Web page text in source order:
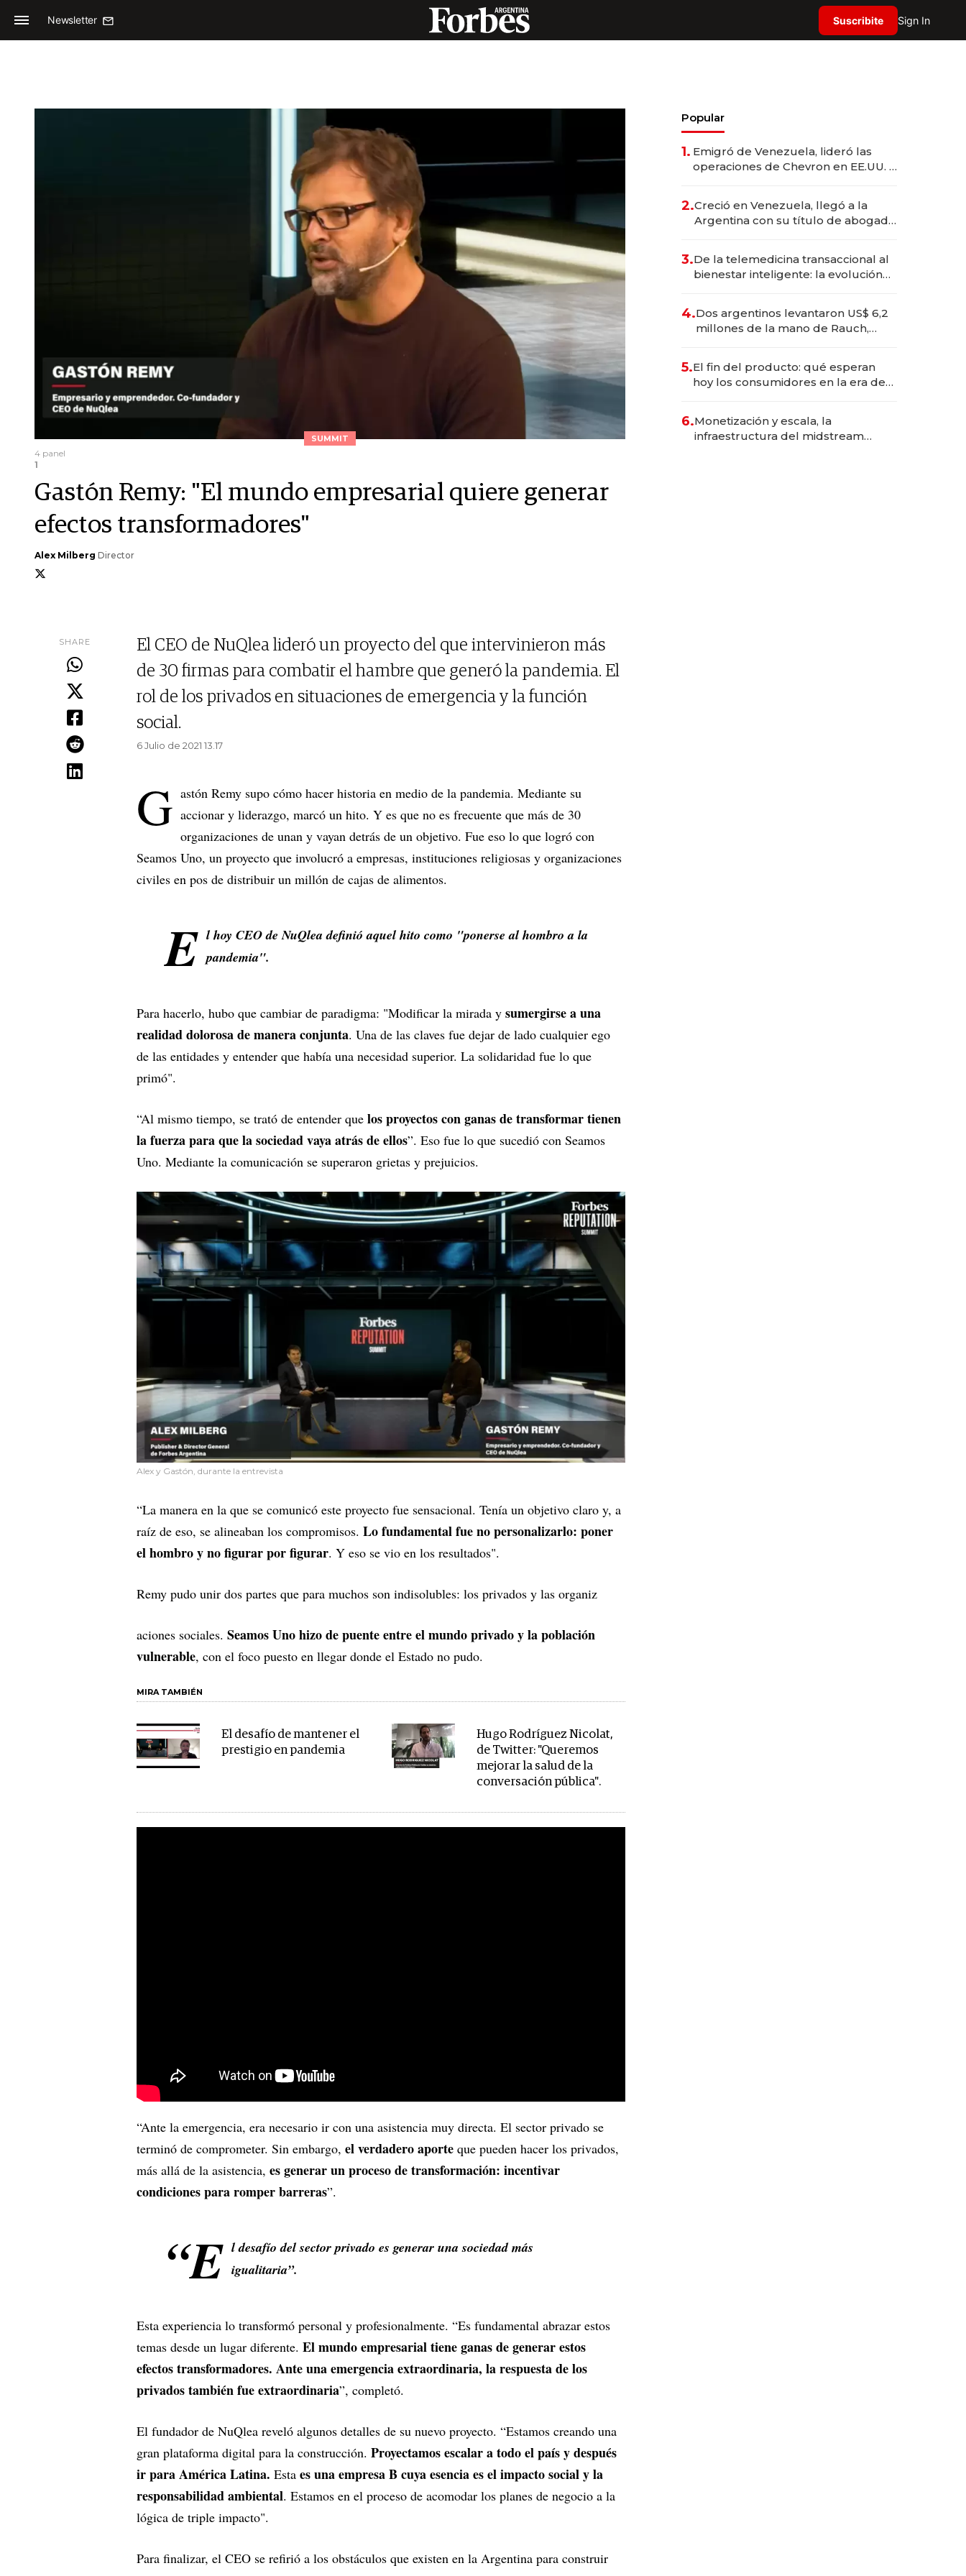
Newsletter Suscribite Sign In
SUMMIT
4 panel
1
Gastón Remy: "El mundo empresarial quiere generar
efectos transformadores"
Alex Milberg Director
SHARE
El CEO de NuQlea lideró un proyecto del que intervinieron más
de 30 firmas para combatir el hambre que generó la pandemia. El
rol de los privados en situaciones de emergencia y la función
social.
6 Julio de 2021 13.17
G astón Remy supo cómo hacer historia en medio de la pandemia. Mediante su
accionar y liderazgo, marcó un hito. Y es que no es frecuente que más de 30
organizaciones de unan y vayan detrás de un objetivo. Fue eso lo que logró con
Seamos Uno, un proyecto que involucró a empresas, instituciones religiosas y organizaciones
civiles en pos de distribuir un millón de cajas de alimentos.
E l hoy CEO de NuQlea definió aquel hito como "ponerse al hombro a la
pandemia".
Para hacerlo, hubo que cambiar de paradigma: "Modificar la mirada y sumergirse a una
realidad dolorosa de manera conjunta. Una de las claves fue dejar de lado cualquier ego
de las entidades y entender que había una necesidad superior. La solidaridad fue lo que
primó".
“Al mismo tiempo, se trató de entender que los proyectos con ganas de transformar tienen
la fuerza para que la sociedad vaya atrás de ellos”. Eso fue lo que sucedió con Seamos
Uno. Mediante la comunicación se superaron grietas y prejuicios.
Alex y Gastón, durante la entrevista
“La manera en la que se comunicó este proyecto fue sensacional. Tenía un objetivo claro y, a
raíz de eso, se alineaban los compromisos. Lo fundamental fue no personalizarlo: poner
el hombro y no figurar por figurar. Y eso se vio en los resultados".
Remy pudo unir dos partes que para muchos son indisolubles: los privados y las organiz
aciones sociales. Seamos Uno hizo de puente entre el mundo privado y la población
vulnerable, con el foco puesto en llegar donde el Estado no pudo.
MIRA TAMBIÉN
El desafío de mantener el
prestigio en pandemia
Hugo Rodríguez Nicolat,
de Twitter: "Queremos
mejorar la salud de la
conversación pública".
“Ante la emergencia, era necesario ir con una asistencia muy directa. El sector privado se
terminó de comprometer. Sin embargo, el verdadero aporte que pueden hacer los privados,
más allá de la asistencia, es generar un proceso de transformación: incentivar
condiciones para romper barreras”.
“E l desafío del sector privado es generar una sociedad más
igualitaria”.
Esta experiencia lo transformó personal y profesionalmente. “Es fundamental abrazar estos
temas desde un lugar diferente. El mundo empresarial tiene ganas de generar estos
efectos transformadores. Ante una emergencia extraordinaria, la respuesta de los
privados también fue extraordinaria”, completó.
El fundador de NuQlea reveló algunos detalles de su nuevo proyecto. “Estamos creando una
gran plataforma digital para la construcción. Proyectamos escalar a todo el país y después
ir para América Latina. Esta es una empresa B cuya esencia es el impacto social y la
responsabilidad ambiental. Estamos en el proceso de acomodar los planes de negocio a la
lógica de triple impacto".
Para finalizar, el CEO se refirió a los obstáculos que existen en la Argentina para construir
Popular
1. Emigró de Venezuela, lideró las
operaciones de Chevron en EE.UU. y
2.Creció en Venezuela, llegó a la
Argentina con su título de abogado
marcas "fast premium"
3.De la telemedicina transaccional al
bienestar inteligente: la evolución
4.Dos argentinos levantaron US$ 6,2
millones de la mano de Rauch,
5.El fin del producto: qué esperan
hoy los consumidores en la era de
6.Monetización y escala, la
infraestructura del midstream